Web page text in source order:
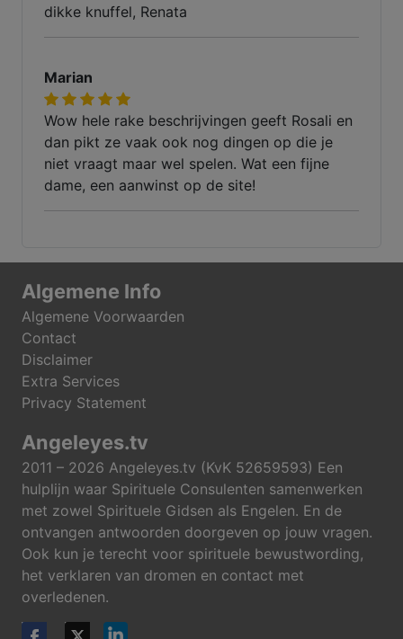
dikke knuffel, Renata
Marian
Wow hele rake beschrijvingen geeft Rosali en
dan pikt ze vaak ook nog dingen op die je
niet vraagt maar wel spelen. Wat een fijne
dame, een aanwinst op de site!
Algemene Info
Algemene Voorwaarden
Contact
Disclaimer
Extra Services
Privacy Statement
Angeleyes.tv
2011 – 2026 Angeleyes.tv (KvK 52659593) Een
hulplijn waar Spirituele Consulenten samenwerken
met zowel Spirituele Gidsen als Engelen. En de
ontvangen antwoorden doorgeven op jouw vragen.
Ook kun je terecht voor spirituele bewustwording,
het verklaren van dromen en contact met
overledenen.